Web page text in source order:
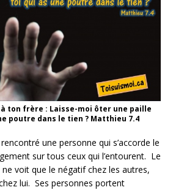
ton frère : Laisse-moi ôter une paille
poutre dans le tien ? Matthieu 7.4
une personne qui s’accorde le
sur tous ceux qui l’entourent. Le
voit que le négatif chez les autres,
lui. Ses personnes portent